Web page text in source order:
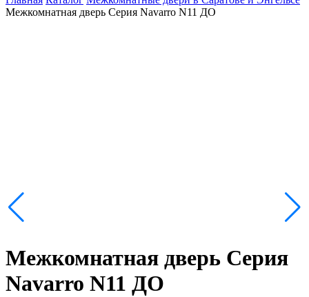
Межкомнатная дверь Серия Navarro N11 ДО
Межкомнатная дверь Серия
Navarro N11 ДО